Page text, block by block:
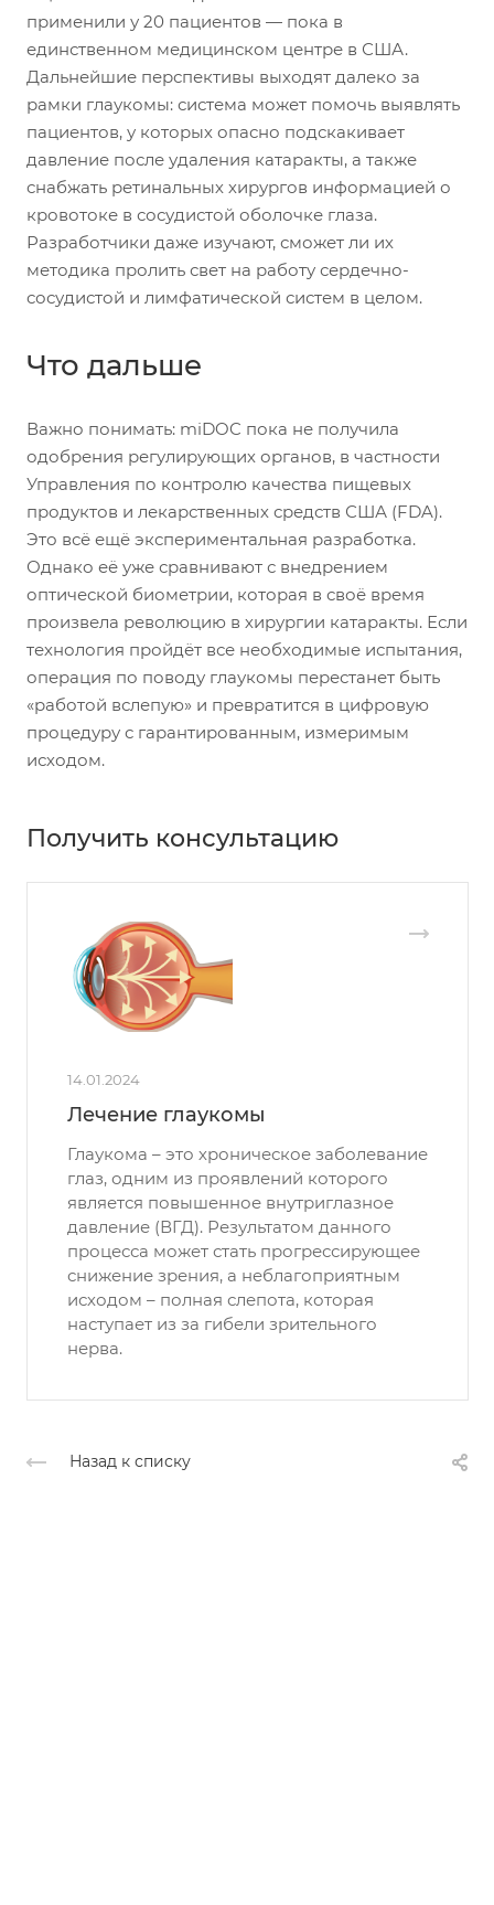
применили у 20 пациентов — пока в
единственном медицинском центре в США.
Дальнейшие перспективы выходят далеко за
рамки глаукомы: система может помочь выявлять
пациентов, у которых опасно подскакивает
давление после удаления катаракты, а также
снабжать ретинальных хирургов информацией о
кровотоке в сосудистой оболочке глаза.
Разработчики даже изучают, сможет ли их
методика пролить свет на работу сердечно-
сосудистой и лимфатической систем в целом.
Что дальше
Важно понимать: miDOC пока не получила
одобрения регулирующих органов, в частности
Управления по контролю качества пищевых
продуктов и лекарственных средств США (FDA).
Это всё ещё экспериментальная разработка.
Однако её уже сравнивают с внедрением
оптической биометрии, которая в своё время
произвела революцию в хирургии катаракты. Если
технология пройдёт все необходимые испытания,
операция по поводу глаукомы перестанет быть
«работой вслепую» и превратится в цифровую
процедуру с гарантированным, измеримым
исходом.
Получить консультацию
14.01.2024
Лечение глаукомы
Глаукома – это хроническое заболевание
глаз, одним из проявлений которого
является повышенное внутриглазное
давление (ВГД). Результатом данного
процесса может стать прогрессирующее
снижение зрения, а неблагоприятным
исходом – полная слепота, которая
наступает из за гибели зрительного
нерва.
Назад к списку